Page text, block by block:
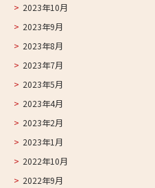
2023年10月
2023年9月
2023年8月
2023年7月
2023年5月
2023年4月
2023年2月
2023年1月
2022年10月
2022年9月